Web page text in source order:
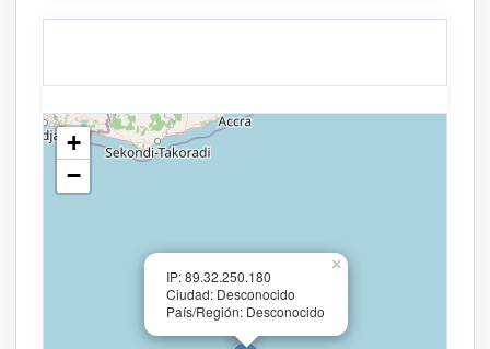
IP: 89.32.250.180
Ciudad: Desconocido
País/Región: Desconocido
×
+
−